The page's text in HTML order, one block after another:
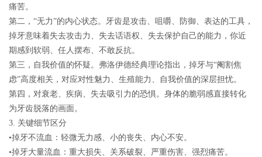
痛苦。
第二， “无力”的内心状态。牙齿是攻击、咀嚼、防御、表达的工具，
掉牙意味着失去攻击力、失去话语权、失去保护自己的能力 ，你近
期感到软弱、任人摆布、不敢反抗。
第三， 自我价值的怀疑。弗洛伊德经典理论指出，掉牙与“阉割焦
虑”高度相关，对应对性魅力、生殖能力、自我价值的深层担忧。
第四， 对衰老、疾病、失去吸引力的恐惧。身体的脆弱感直接转化
为牙齿脱落的画面。
3. 关键细节区分
•掉牙不流血 ：轻微无力感、小的丧失、内心不安。
•掉牙大量流血 ：重大损失、关系破裂、严重伤害、强烈痛苦。